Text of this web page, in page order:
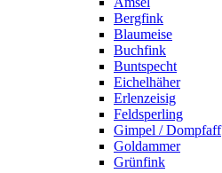
Bergfink
Blaumeise
Buchfink
Buntspecht
Eichelhäher
Erlenzeisig
Feldsperling
Gimpel / Dompfaff
Goldammer
Grünfink